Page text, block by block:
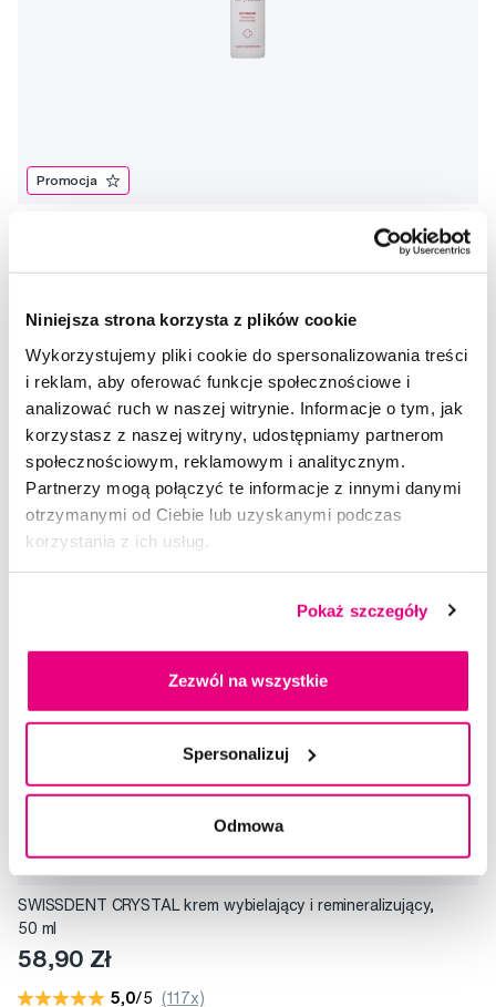
Niniejsza strona korzysta z plików cookie
Wykorzystujemy pliki cookie do spersonalizowania treści
i reklam, aby oferować funkcje społecznościowe i
analizować ruch w naszej witrynie. Informacje o tym, jak
korzystasz z naszej witryny, udostępniamy partnerom
społecznościowym, reklamowym i analitycznym.
Partnerzy mogą połączyć te informacje z innymi danymi
otrzymanymi od Ciebie lub uzyskanymi podczas
korzystania z ich usług.
Pokaż szczegóły
Zezwól na wszystkie
Spersonalizuj
Odmowa
Promocja
SWISSDENT EXTREME płyn do płukania ust, 250 ml
72,90 Zł
5,0/5 (189x)
Do koszyka
Dostępny > 5 szt
Natychmiast w1 sklepie
SWISSDENT CRYSTAL krem wybielający i remineralizujący,
50 ml
58,90 Zł
5,0/5 (117x)